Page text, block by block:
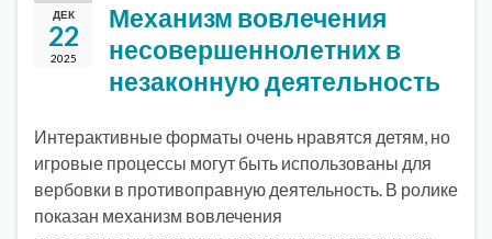
ДЕК
22
2025
Механизм вовлечения
несовершеннолетних в
незаконную деятельность
Интерактивные форматы очень нравятся детям, но
игровые процессы могут быть использованы для
вербовки в противоправную деятельность. В ролике
показан механизм вовлечения